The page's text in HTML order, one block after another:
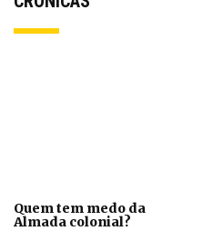
Quem tem medo da
Almada colonial?